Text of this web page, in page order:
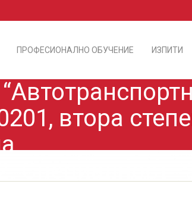
ПРОФЕСИОНАЛНО ОБУЧЕНИЕ ИЗПИТИ
втора